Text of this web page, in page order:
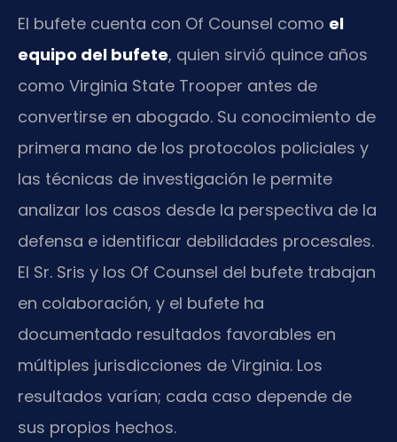
El bufete cuenta con Of Counsel como el
equipo del bufete, quien sirvió quince años
como Virginia State Trooper antes de
convertirse en abogado. Su conocimiento de
primera mano de los protocolos policiales y
las técnicas de investigación le permite
analizar los casos desde la perspectiva de la
defensa e identificar debilidades procesales.
El Sr. Sris y los Of Counsel del bufete trabajan
en colaboración, y el bufete ha
documentado resultados favorables en
múltiples jurisdicciones de Virginia. Los
resultados varían; cada caso depende de
sus propios hechos.